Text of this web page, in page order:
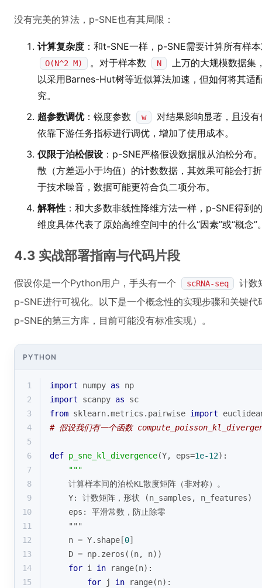
没有完美的算法，p-SNE也有其局限：
计算复杂度 ：和t-SNE一样，p-SNE需要计算所有样
O(N^2 M) 。对于样本数 N
上万的大规模数据集
以采用Barnes-Hut树等近似算法加速，但如何将其适
究。
超参数调优：锐度参数 w
对结果影响显著，且没
依靠下游任务指标进行调优，增加了使用成本。
仅限于泊松假设 ：p-SNE严格假设数据服从泊松分布
散（方差远小于均值）的计数数据，其效果可能会打
于技术噪音，数据可能更符合负二项分布。
解释性 ：和大多数非线性降维方法一样，p-SNE得到
维度具体代表了原始高维空间中的什么“因素”或“概念”
4.3 实战部署指南与代码片段
假设你是一个Python用户，手头有一个 scRNA-seq
计数
p-SNE进行可视化。以下是一个概念性的实现步骤和关键
p-SNE的第三方库，目前可能没有标准实现）。
PYTHON
1 import numpy as np
2
import scanpy as sc
3
from sklearn.metrics.pairwise import
4
# 假设我们有一个函数
5
6
def p_sne_kl_divergence(Y, eps=1e-12):
7
"""
8
    计算样本间的泊松KL散度矩阵（非对称）。
9
    Y: 计数矩阵，形状 (n_samples, n_features)
10
    eps: 平滑常数，防止除零
11
    """
12
    n = Y.shape[
0]
13
    D = np.zeros((n, n))
14
for i in range(n):
15
for j in range(n):